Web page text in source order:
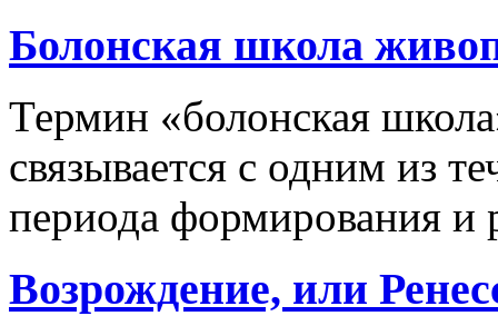
Болонская школа
Термин «болонская
связывается с одним из
периода формирования и
Возрождение, или